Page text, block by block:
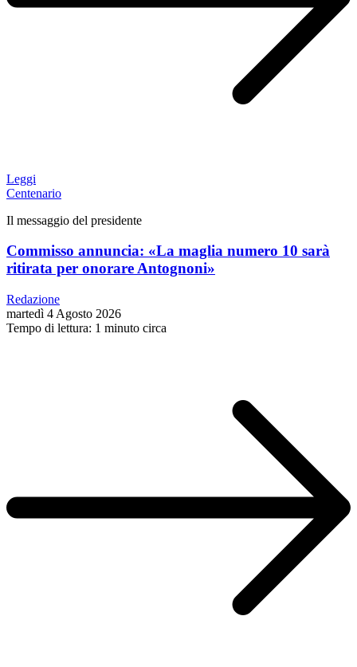
Leggi
Centenario
Il messaggio del presidente
Commisso annuncia: «La maglia numero 10 sarà
ritirata per onorare Antognoni»
Redazione
martedì 4 Agosto 2026
Tempo di lettura: 1 minuto circa